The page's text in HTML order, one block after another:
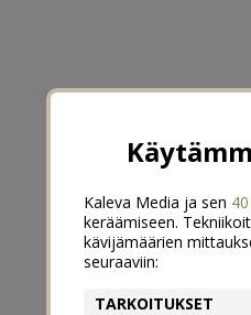
Kaleva Media ja sen
keräämiseen.
kävijämäärien
seuraaviin:
TARKOITUKSET